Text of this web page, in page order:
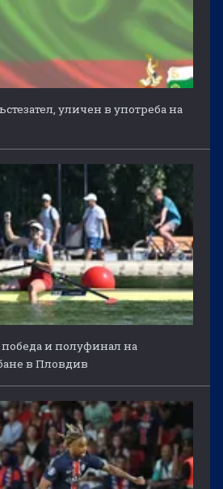
уличен в употреба на
и полуфинал на
в Пловдив